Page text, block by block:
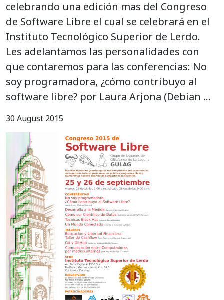
celebrando una edición mas del Congreso
de Software Libre el cual se celebrará en el
Instituto Tecnológico Superior de Lerdo.
Les adelantamos las personalidades con
que contaremos para las conferencias: No
soy programadora, ¿cómo contribuyo al
software libre? por Laura Arjona (Debian …
30 August 2015